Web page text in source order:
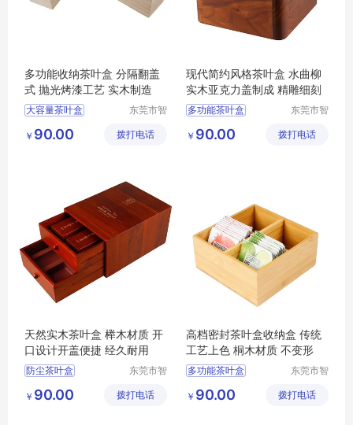
多功能收纳茶叶盒 分隔翻盖
式 抛光烤漆工艺 实木制造
大容量茶叶盒
多功能茶叶盒
茶叶盒
东莞市智
限公司
￥ 90.00 拨打电话
现代简约风格茶叶盒 水曲柳
实木亚克力盖制成 精雕细刻
多功能茶叶盒
防尘茶叶盒
东莞市智
限公司
￥ 90.00 拨打电话
天然实木茶叶盒 榉木材质 开
口设计开盖便捷 经久耐用
防尘茶叶盒
多功能茶叶盒
东莞市智
限公司
￥ 90.00 拨打电话
高档密封茶叶盒收纳盒 传统
工艺上色 桐木材质 不变形
多功能茶叶盒
防尘茶叶盒
东莞市智
限公司
￥ 90.00 拨打电话